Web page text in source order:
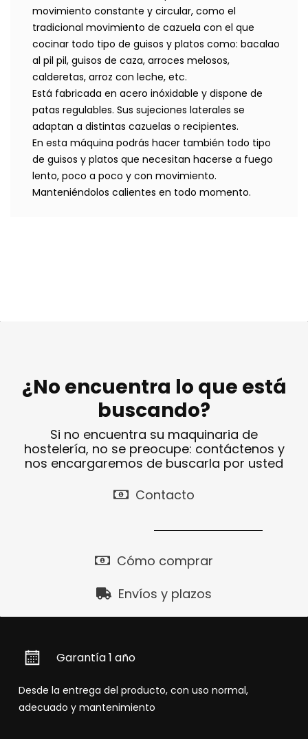
movimiento constante y circular, como el
tradicional movimiento de cazuela con el que
cocinar todo tipo de guisos y platos como: bacalao
al pil pil, guisos de caza, arroces melosos,
calderetas, arroz con leche, etc.
Está fabricada en acero inóxidable y dispone de
patas regulables. Sus sujeciones laterales se
adaptan a distintas cazuelas o recipientes.
En esta máquina podrás hacer también todo tipo
de guisos y platos que necesitan hacerse a fuego
lento, poco a poco y con movimiento.
Manteniéndolos calientes en todo momento.
¿No encuentra lo que está
buscando?
Si no encuentra su maquinaria de
hostelería, no se preocupe: contáctenos y
nos encargaremos de buscarla por usted
Contacto
Cómo comprar
Envíos y plazos
Garantía 1 año
Desde la entrega del producto, con uso normal,
adecuado y mantenimiento